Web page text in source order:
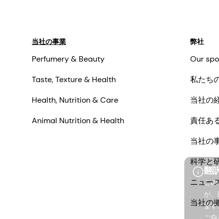
翻
こ
が
ま
当社の事業
Perfumery & Beauty
Taste, Texture & Health
Health, Nutrition & Care
Animal Nutrition & Health
弊社
Our
私たち
当社の
責任あ
当社の
科学と
ニュー
当社の